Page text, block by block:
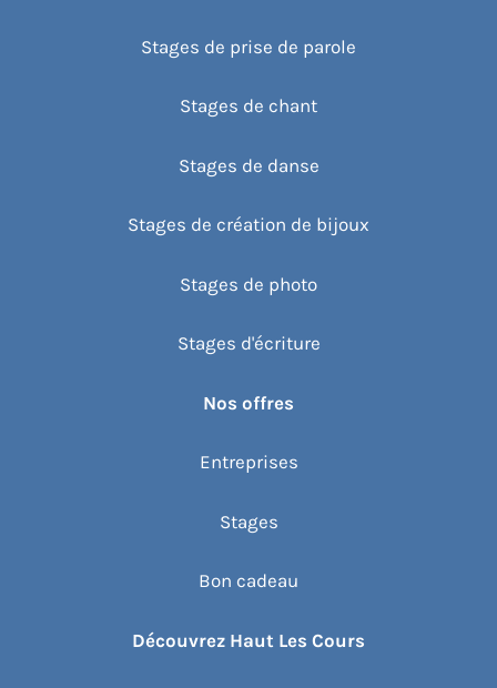
Stages de prise de parole
Stages de chant
Stages de danse
Stages de création de bijoux
Stages de photo
Stages d'écriture
Nos offres
Entreprises
Stages
Bon cadeau
Découvrez Haut Les Cours